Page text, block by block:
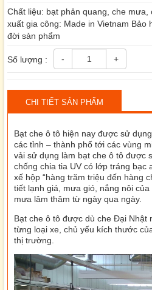
Chất liệu: bạt phản quang, che mưa,
xuất gia công: Made in Vietnam Bảo
đời sản phẩm
Số lượng : - +
CHI TIẾT SẢN PHẨM
Bạt che ô tô hiện nay được sử
các tỉnh – thành phố tới các vùng
vải sử dụng làm bạt che ô tô được
chống chia tia UV có lớp tráng bạc
xế hộp “hàng trăm triệu đến hàng
tiết lạnh giá, mưa gió, nắng nôi
mưa lâm thâm từ ngày qua ngày.
Bạt che ô tô được dù che Đại Nhật
từng loại xe, chủ yếu kích thước
thị trường.